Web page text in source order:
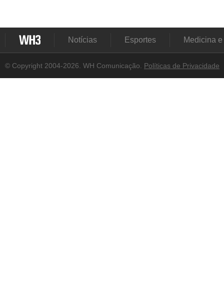
Notícias Esportes Medicina
© Copyright 2004-2026. WH Comunicação. Políticas de Privacidade